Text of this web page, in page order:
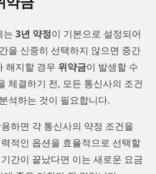
는 3년 약정이 기본으로 설정되어
을 신중히 선택하지 않으면 중간
해지할 경우 위약금이 발생할 수
체결하기 전, 모든 통신사의 조건
석하는 것이 필요합니다.
하면 각 통신사의 약정 조건을
적인 옵션을 효율적으로 선택할
간이 끝났다면 이는 새로운 요금